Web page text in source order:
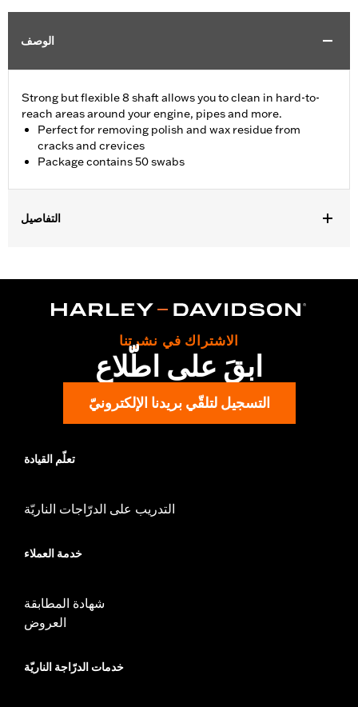
الوصف
Strong but flexible 8 shaft allows you to clean in hard-to-
reach areas around your engine, pipes and more.
Perfect for removing polish and wax residue from
cracks and crevices
Package contains 50 swabs
التفاصيل
Sold In Units:Each
الاشتراك في نشرتنا
ابقَ على اطّلاع
التسجيل لتلقّي بريدنا الإلكترونيّ
تعلّم القيادة
التدريب على الدرّاجات الناريّة
خدمة العملاء
شهادة المطابقة
العروض
خدمات الدرّاجة الناريّة